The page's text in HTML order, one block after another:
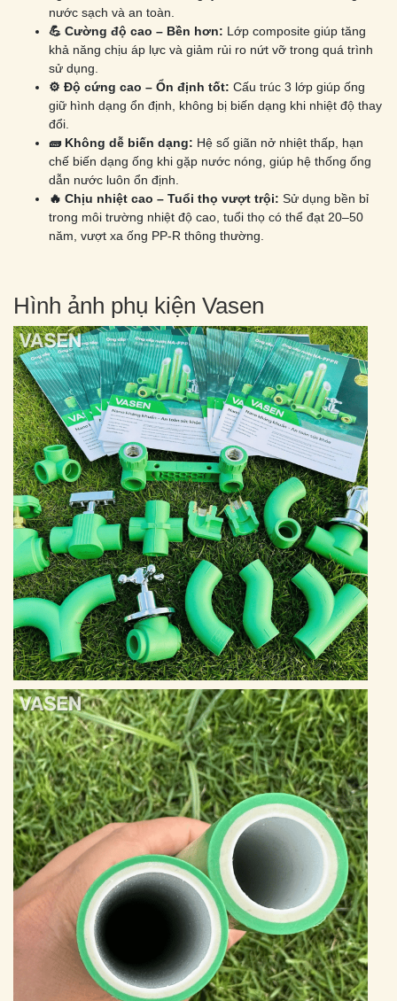
nước sạch và an toàn.
💪 Cường độ cao – Bền hơn: Lớp composite giúp tăng
khả năng chịu áp lực và giảm rủi ro nứt vỡ trong quá trình
sử dụng.
⚙️ Độ cứng cao – Ổn định tốt: Cấu trúc 3 lớp giúp ống
giữ hình dạng ổn định, không bị biến dạng khi nhiệt độ thay
đổi.
🧱 Không dễ biến dạng: Hệ số giãn nở nhiệt thấp, hạn
chế biến dạng ống khi gặp nước nóng, giúp hệ thống ống
dẫn nước luôn ổn định.
🔥 Chịu nhiệt cao – Tuổi thọ vượt trội: Sử dụng bền bỉ
trong môi trường nhiệt độ cao, tuổi thọ có thể đạt 20–50
năm, vượt xa ống PP-R thông thường.
Hình ảnh phụ kiện Vasen